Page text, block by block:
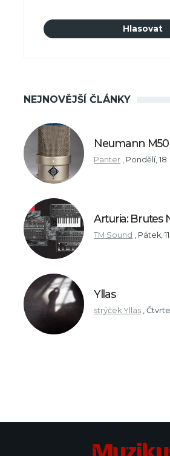
NEJNOVĚJŠÍ ČLÁNKY
Neumann M50
Panter , Pondělí, 18.
Arturia: Brutes
TM Sound , Pátek,
Yllas
strýček Yllas ,